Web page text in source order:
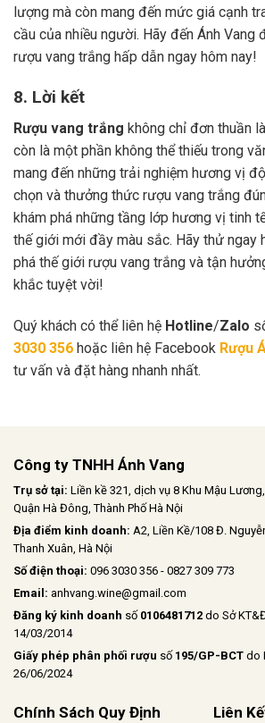
lượng mà còn mang đến mức giá cạnh
cầu của nhiều người. Hãy đến Ánh Vang
rượu vang trắng hấp dẫn ngay hôm nay!
8. Lời kết
Rượu vang trắng không chỉ đơn thuần
còn là một phần không thể thiếu trong
mang đến những trải nghiệm hương vị
chọn và thưởng thức rượu vang trắng
khám phá những tầng lớp hương vị tinh
thế giới mới đầy màu sắc. Hãy thử ngay
phá thế giới rượu vang trắng và tận
khắc tuyệt vời!
Quý khách có thể liên hệ Hotline/Zalo
3030 356 hoặc liên hệ Facebook Rượu
tư vấn và đặt hàng nhanh nhất.
Công ty TNHH Ánh Vang
Trụ sở tại: Liền kề 321, dịch vụ 8 Khu Mậu
Quận Hà Đông, Thành Phố Hà Nội
Địa điểm kinh doanh: A2, Liền Kề/108 Đ.
Thanh Xuân, Hà Nội
Số điện thoại: 096 3030 356 - 0827 309 773
Email: anhvang.wine@gmail.com
Đăng ký kinh doanh số 0106481712 do Sở
14/03/2014
Giấy phép phân phối rượu số 195/GP-BCT do
26/06/2024
Chính Sách Quy Định Liên